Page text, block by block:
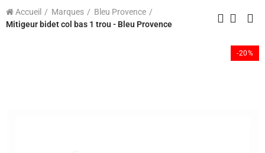
Accueil Marques
Bleu Provence
Mitigeur bidet col bas 1 trou - Bleu Provence
-20%